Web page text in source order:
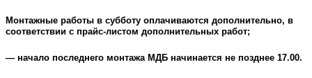
Монтажные работы в субботу оплачиваются дополнительно, в
соответствии с прайс-листом дополнительных работ;
— начало последнего монтажа МДБ начинается не позднее 17.00.